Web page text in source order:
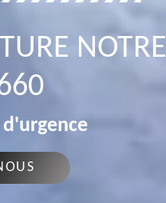
NOTRE